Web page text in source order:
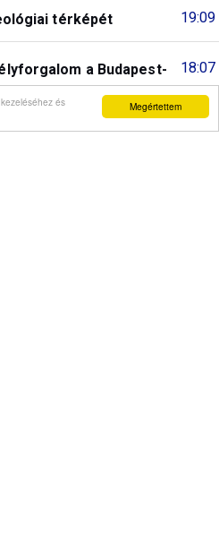
Megértettem
és
19:09
térképét
18:07
a Budapest-